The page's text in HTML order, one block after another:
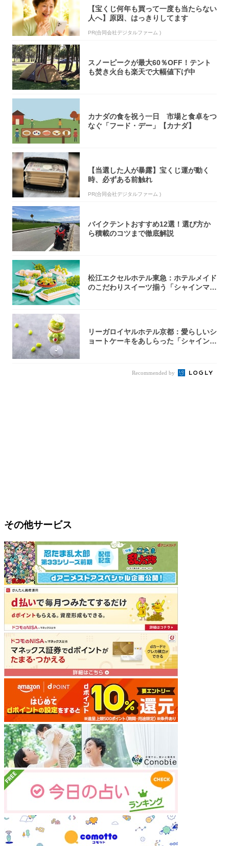
【宝くじ何年も買って一度も当たらない
人へ】原因、はっきりしてます
PR(合同会社デジタルファーム )
スノーピークが最大60％OFF！テント
も焚き火台も楽天で大幅値下げ中
カナダの食を祝う一日 市場と食卓をつ
なぐ「フード・デー」【カナダ】
【当選した人が暴露】宝くじ運が動く
時、必ずある前触れ
PR(合同会社デジタルファーム )
バイクテントおすすめ12選！選び方か
ら積載のコツまで徹底解説
松江エクセルホテル東急：ホテルメイド
のこだわりスイーツ揃う「シャインマス
リーガロイヤルホテル京都：愛らしいシ
ョートケーキをあしらった「シャインマ
Recommended by
その他サービス